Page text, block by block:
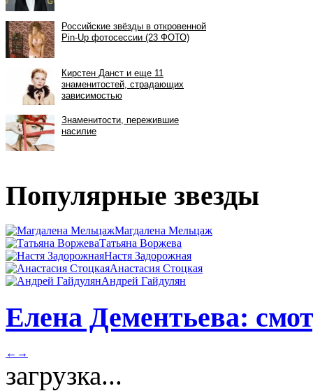
Популярные звезды
Магдалена Мельцаж
Татьяна Воржева
Настя Задорожная
Анастасия Стоцкая
Андрей Гайдулян
Елена Дементьева:
← →
загрузка...